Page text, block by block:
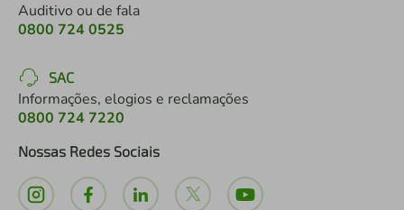
Auditivo ou de fala
0800 724 0525
SAC
Informações, elogios e reclamações
0800 724 7220
Nossas Redes Sociais